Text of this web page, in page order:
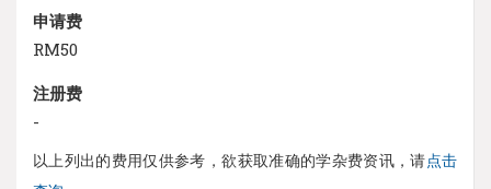
申请费
RM50
注册费
-
以上列出的费用仅供参考，欲获取准确的学杂费资讯，请点击